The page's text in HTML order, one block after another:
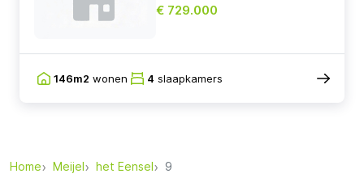
€ 729.000
146m2 wonen 4 slaapkamers
Home Meijel het Eensel 9